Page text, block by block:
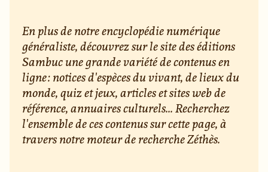
En plus de notre encyclopédie numérique
généraliste, découvrez sur le site des éditions
Sambuc une grande variété de contenus en
ligne : notices d'espèces du vivant, de lieux du
monde, quiz et jeux, articles et sites web de
référence, annuaires culturels... Recherchez
l'ensemble de ces contenus sur cette page, à
travers notre moteur de recherche Zéthès.